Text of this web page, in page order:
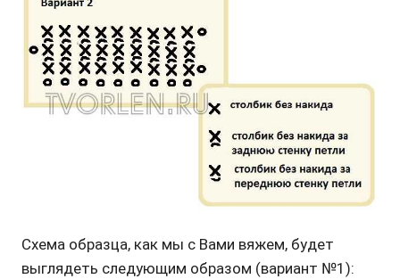
Схема образца, как мы с Вами вяжем, будет
выглядеть следующим образом (вариант №1):